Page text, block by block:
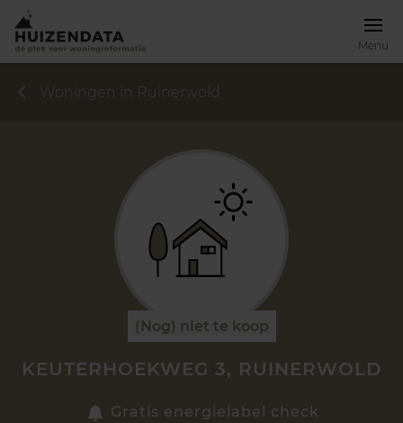
Menu
Zoek een woning
Woningen in Ruinerwold
(Nog) niet te koop
KEUTERHOEKWEG 3, RUINERWOLD
Gratis energielabel check